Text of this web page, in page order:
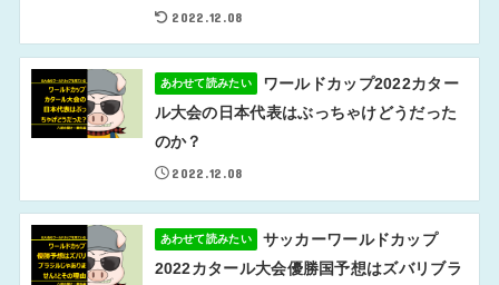
2022.12.08
あわせて読みたい
ワールドカップ2022カター
ル大会の日本代表はぶっちゃけどうだった
のか？
2022.12.08
あわせて読みたい
サッカーワールドカップ
2022カタール大会優勝国予想はズバリブラ